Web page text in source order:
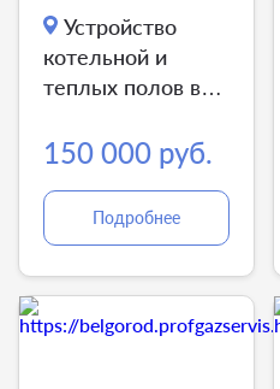
Устройство
котельной и
теплых полов в
бане
150 000 руб.
Подробнее